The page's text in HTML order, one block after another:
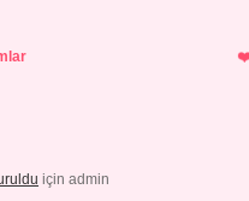
için admin